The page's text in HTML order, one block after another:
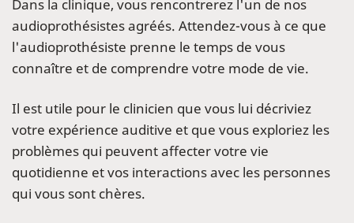
Dans la clinique, vous rencontrerez l'un de nos
audioprothésistes agréés. Attendez-vous à ce que
l'audioprothésiste prenne le temps de vous
connaître et de comprendre votre mode de vie.
Il est utile pour le clinicien que vous lui décriviez
votre expérience auditive et que vous exploriez les
problèmes qui peuvent affecter votre vie
quotidienne et vos interactions avec les personnes
qui vous sont chères.